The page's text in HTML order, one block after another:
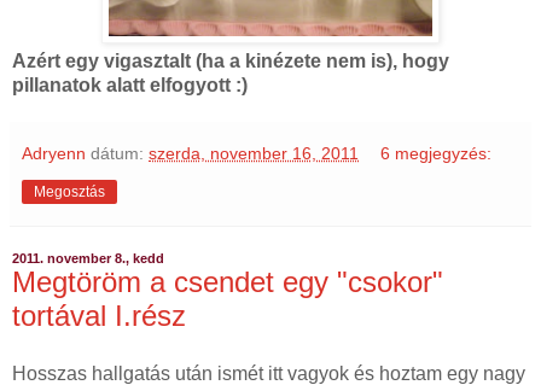
Azért egy vigasztalt (ha a kinézete nem is), hogy
pillanatok alatt elfogyott :)
Adryenn dátum: szerda, november 16, 2011 6 megjegyzés:
Megosztás
2011. november 8., kedd
Megtöröm a csendet egy "csokor"
tortával I.rész
Hosszas hallgatás után ismét itt vagyok és hoztam egy nagy